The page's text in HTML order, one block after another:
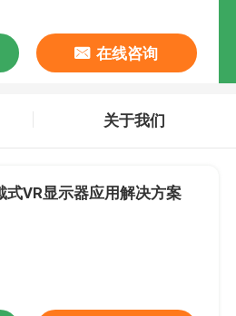
在线咨询
关于我们
式VR显示器应用解决方案